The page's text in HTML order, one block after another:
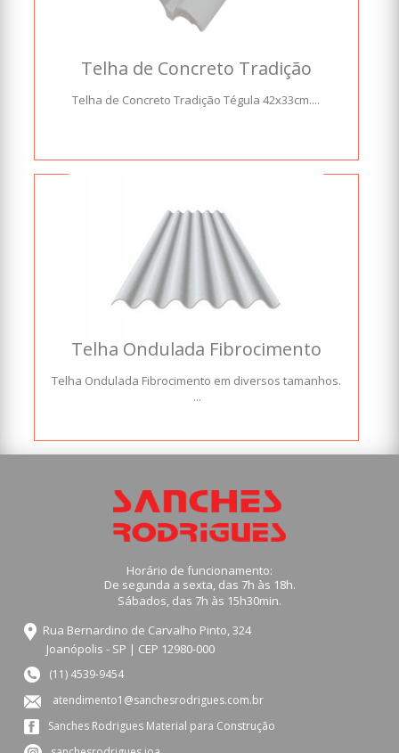
Telha de Concreto Tradição
Telha de Concreto Tradição Tégula 42x33cm....
Telha Ondulada Fibrocimento
Telha Ondulada Fibrocimento em diversos tamanhos.
...
Horário de funcionamento:
De segunda a sexta, das 7h às 18h.
Sábados, das 7h às 15h30min.
Rua Bernardino de Carvalho Pinto, 324
Joanópolis - SP | CEP 12980-000
(11) 4539-9454
atendimento1@sanchesrodrigues.com.br
Sanches Rodrigues Material para Construção